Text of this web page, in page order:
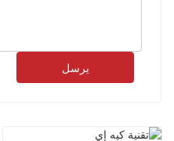
يرسل